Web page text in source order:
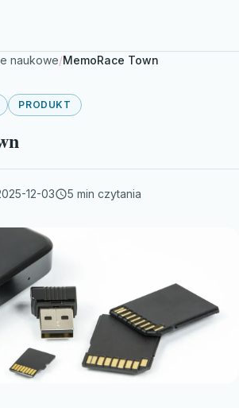
naukowe/MemoRace Town
PRODUKT
12-03 5 min czytania